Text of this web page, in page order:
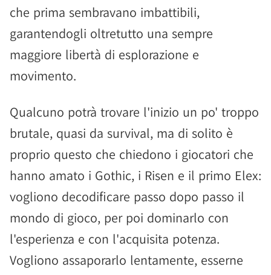
che prima sembravano imbattibili,
garantendogli oltretutto una sempre
maggiore libertà di esplorazione e
movimento.
Qualcuno potrà trovare l'inizio un po' troppo
brutale, quasi da survival, ma di solito è
proprio questo che chiedono i giocatori che
hanno amato i Gothic, i Risen e il primo Elex:
vogliono decodificare passo dopo passo il
mondo di gioco, per poi dominarlo con
l'esperienza e con l'acquisita potenza.
Vogliono assaporarlo lentamente, esserne